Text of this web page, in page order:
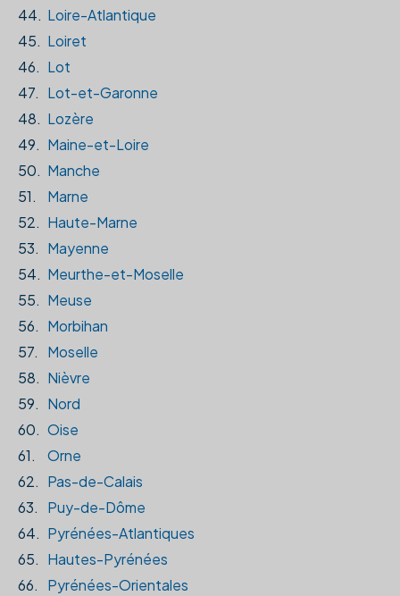
44. Loire-Atlantique
45. Loiret
46. Lot
47. Lot-et-Garonne
48. Lozère
49. Maine-et-Loire
50. Manche
51.
Marne
52. Haute-Marne
53. Mayenne
54. Meurthe-et-Moselle
55. Meuse
56. Morbihan
57.
Moselle
58. Nièvre
59. Nord
60. Oise
61.
Orne
62. Pas-de-Calais
63.
Puy-de-Dôme
64. Pyrénées-Atlantiques
65. Hautes-Pyrénées
66.
Pyrénées-Orientales